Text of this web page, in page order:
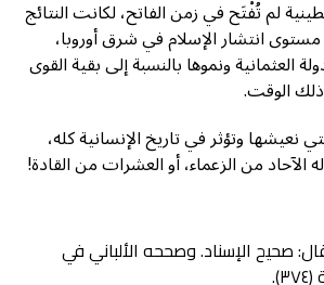
لم تُفْتَح في زمن الفاتح، لكانت النتائج
انتشار الإسلام في شرق أوروبا،
العثمانية ونموها بالنسبة إلى بقية القوى
ذلك الوقت.
نعيشها وتؤثر في تاريخ الإنسانية كله،
من الزعماء، أو العشرات من القادة!
(٤٨٨٤) وقال: صحيح الإسناد. وصححه الألباني في